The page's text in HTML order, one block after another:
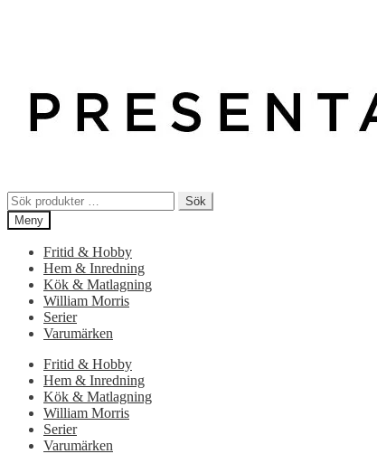
Sök
efter:
Sök
Meny
Fritid & Hobby
Hem & Inredning
Kök & Matlagning
William Morris
Serier
Varumärken
Fritid & Hobby
Hem & Inredning
Kök & Matlagning
William Morris
Serier
Varumärken